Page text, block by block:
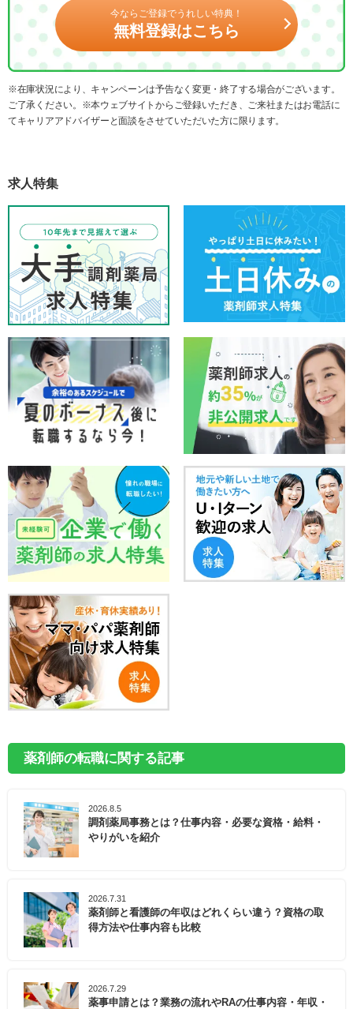
今ならご登録でうれしい特典！
無料登録はこちら
※在庫状況により、キャンペーンは予告なく変更・終了する場合がございます。
ご了承ください。※本ウェブサイトからご登録いただき、ご来社またはお電話に
てキャリアアドバイザーと面談をさせていただいた方に限ります。
求人特集
薬剤師の転職に関する記事
2026.8.5
調剤薬局事務とは？仕事内容・必要な資格・給料・
やりがいを紹介
2026.7.31
薬剤師と看護師の年収はどれくらい違う？資格の取
得方法や仕事内容も比較
2026.7.29
薬事申請とは？業務の流れやRAの仕事内容・年収・